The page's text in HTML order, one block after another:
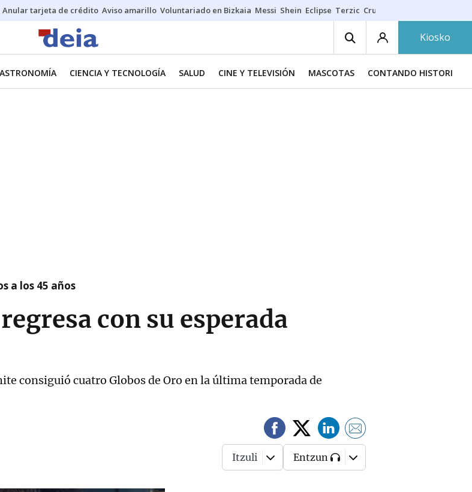
Anular tarjeta de crédito Aviso amarillo Voluntariado en Bizkaia Messi Shein Eclipse Terzic Cruz Gorbeia
Kiosko
CIENCIA Y TECNOLOGÍA SALUD CINE Y TELEVISIÓN MASCOTAS CONTANDO HISTORIAS
a los 45 años
con su esperada
consiguió cuatro Globos de Oro en la última temporada de
Itzuli Entzun